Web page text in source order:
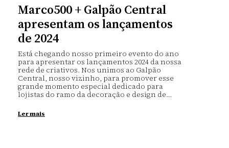
Marco500 + Galpão Central
apresentam os lançamentos
de 2024
Está chegando nosso primeiro evento do ano
para apresentar os lançamentos 2024 da nossa
rede de criativos. Nos unimos ao Galpão
Central, nosso vizinho, para promover esse
grande momento especial dedicado para
lojistas do ramo da decoração e design de…
Ler mais